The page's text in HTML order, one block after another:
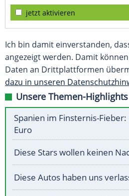
jetzt aktivieren
Ich bin damit einverstanden,
angezeigt werden. Damit
Daten an Drittplattformen
dazu in unseren
Unsere Themen-Highlights
Spanien im Finsternis-
Euro
Diese Stars wollen keinen
Diese Autos haben uns